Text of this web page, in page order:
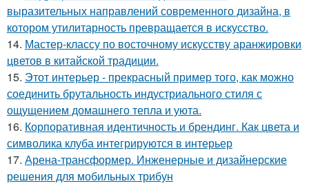
выразительных направлений современного дизайна, в
котором утилитарность превращается в искусство.
14. Мастер-классу по восточному искусству аранжировки
цветов в китайской традиции.
15. Этот интерьер - прекрасный пример того, как можно
соединить брутальность индустриального стиля с
ощущением домашнего тепла и уюта.
16. Корпоративная идентичность и брендинг. Как цвета и
символика клуба интегрируются в интерьер
17. Арена-трансформер. Инженерные и дизайнерские
решения для мобильных трибун